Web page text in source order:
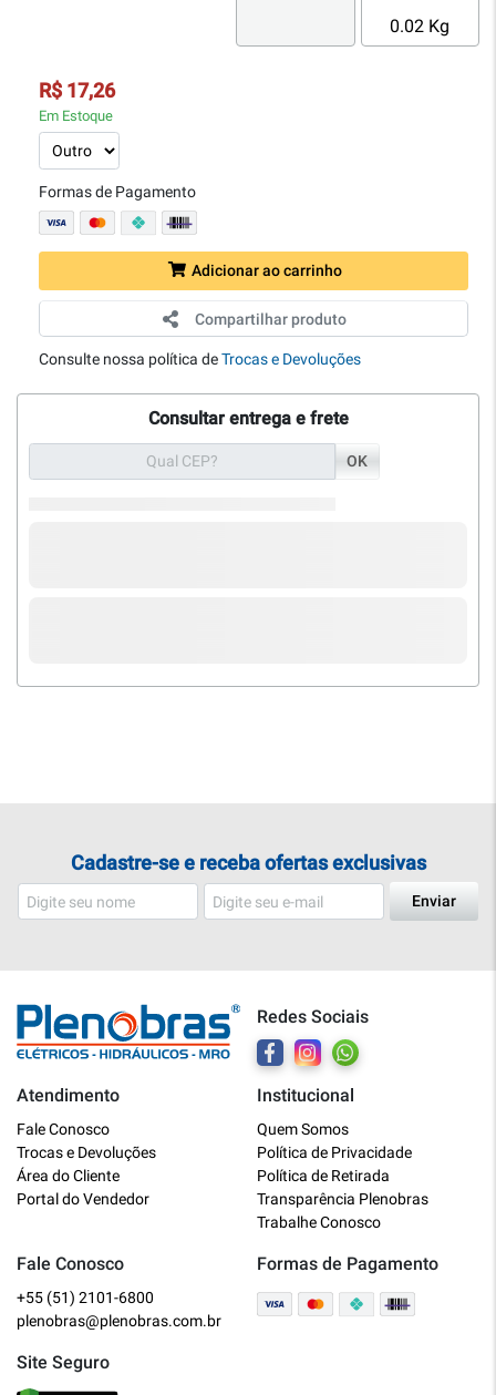
0.02 Kg
R$ 17,26
Em Estoque
Formas de Pagamento
Adicionar ao carrinho
Compartilhar produto
Consulte nossa política deTrocas e Devoluções
Consultar entrega e frete
OK
Cadastre-se e receba ofertas exclusivas
Enviar
Redes Sociais
Atendimento
Fale Conosco
Trocas e Devoluções
Área do Cliente
Portal do Vendedor
Institucional
Quem Somos
Política de Privacidade
Política de Retirada
Transparência Plenobras
Trabalhe Conosco
Fale Conosco
+55 (51) 2101-6800
plenobras@plenobras.com.br
Formas de Pagamento
Site Seguro
Online
Bem vindo a Plenobras! Aqui você
encontra toda a linha de materiais
O que você deseja?